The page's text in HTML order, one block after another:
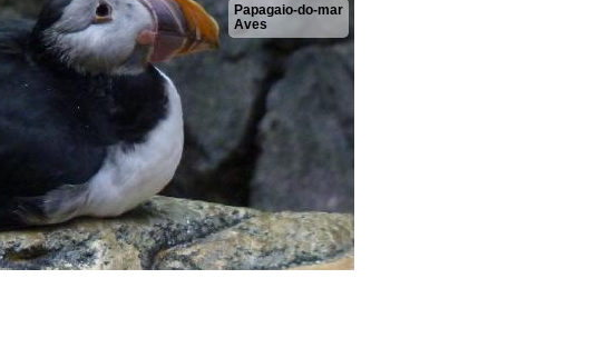
Papagaio-do-mar
Aves